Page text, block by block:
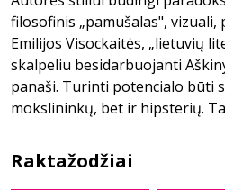
filosofinis „pamušalas", vizuali,
Emilijos Visockaitės, „lietuvių
skalpeliu besidarbuojanti
panaši. Turinti potencialo būti
mokslininkų, bet ir hipsterių.
Raktažodžiai